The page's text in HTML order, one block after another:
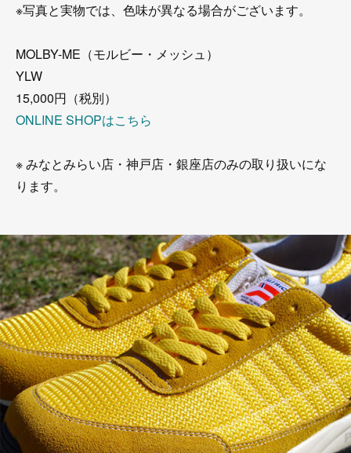
※写真と実物では、色味が異なる場合がございます。
MOLBY-ME（モルビー・メッシュ）
YLW
15,000円（税別）
ONLINE SHOPはこちら
※ みなとみらい店・神戸店・銀座店のみの取り扱いにな
ります。